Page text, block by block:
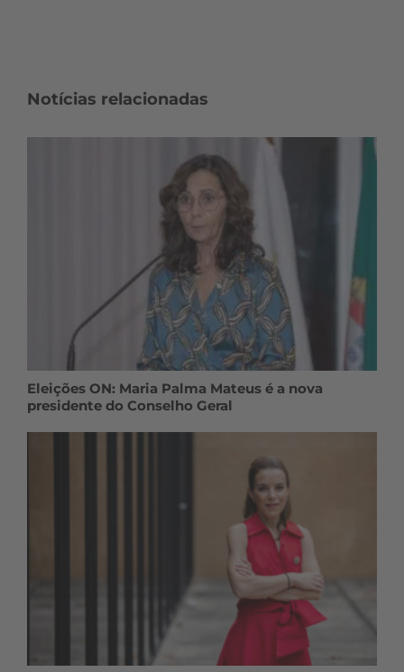
Notícias relacionadas
Eleições ON: Maria Palma Mateus é a nova
presidente do Conselho Geral